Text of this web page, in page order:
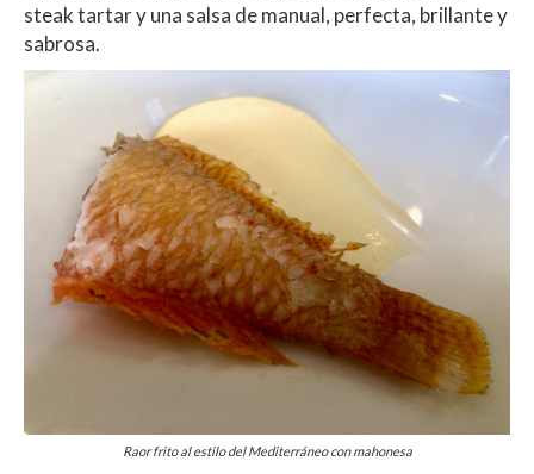
steak tartar y una salsa de manual, perfecta, brillante y
sabrosa.
Raor frito al estilo del Mediterráneo con mahonesa